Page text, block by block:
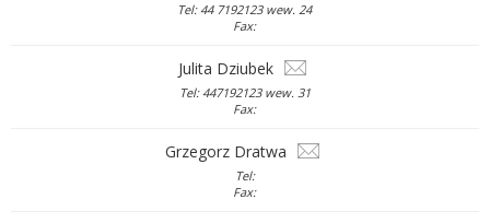
Tel: 44 7192123 wew. 24
Fax:
Julita Dziubek
Tel: 447192123 wew. 31
Fax:
Grzegorz Dratwa
Tel:
Fax: